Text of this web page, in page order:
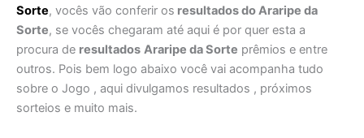
Sorte, vocês vão conferir os resultados do Araripe da
Sorte, se vocês chegaram até aqui é por quer esta a
procura de resultados Araripe da Sorte prêmios e entre
outros. Pois bem logo abaixo você vai acompanha tudo
sobre o Jogo , aqui divulgamos resultados , próximos
sorteios e muito mais.